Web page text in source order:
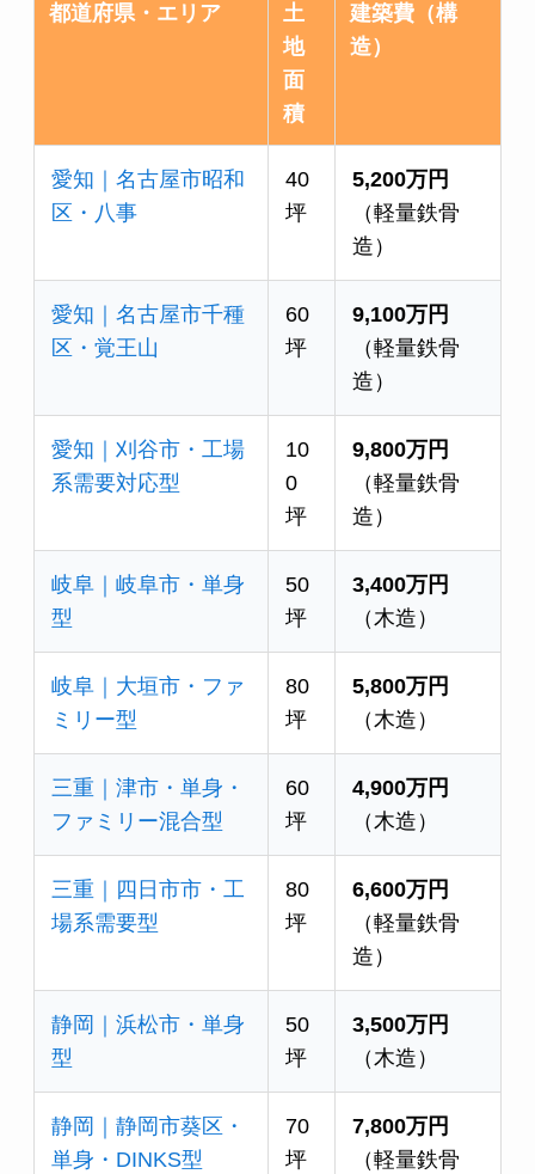
都道府県・エリア
土
地
面
積
建築費（構
造）
愛知｜名古屋市昭和
区・八事
40
坪
5,200万円
（軽量鉄骨
造）
愛知｜名古屋市千種
区・覚王山
60
坪
9,100万円
（軽量鉄骨
造）
愛知｜刈谷市・工場
系需要対応型
10
0
坪
9,800万円
（軽量鉄骨
造）
岐阜｜岐阜市・単身
型
50
坪
3,400万円
（木造）
岐阜｜大垣市・ファ
ミリー型
80
坪
5,800万円
（木造）
三重｜津市・単身・
ファミリー混合型
60
坪
4,900万円
（木造）
三重｜四日市市・工
場系需要型
80
坪
6,600万円
（軽量鉄骨
造）
静岡｜浜松市・単身
型
50
坪
3,500万円
（木造）
静岡｜静岡市葵区・
単身・DINKS型
70
坪
7,800万円
（軽量鉄骨